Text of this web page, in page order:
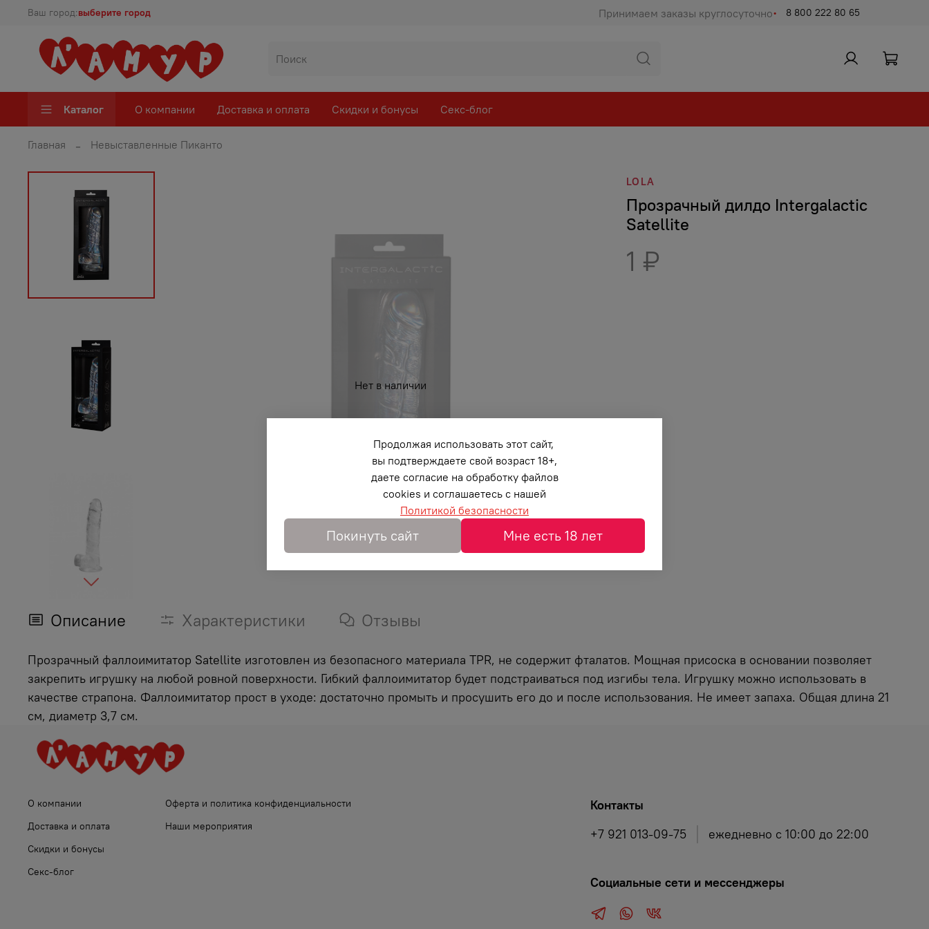
Ваш город:выберите город Принимаем заказы круглосуточно 8 800 222 80 65
Каталог О компании Доставка и оплата Скидки и бонусы Секс-блог
Главная Невыставленные Пиканто
Нет в наличии
LOLA
Прозрачный дилдо Intergalactic
Satellite
1 ₽
Описание Характеристики Отзывы
Прозрачный фаллоимитатор Satellite изготовлен из безопасного материала TPR, не содержит фталатов. Мощная присоска в основании позволяет
закрепить игрушку на любой ровной поверхности. Гибкий фаллоимитатор будет подстраиваться под изгибы тела. Игрушку можно использовать в
качестве страпона. Фаллоимитатор прост в уходе: достаточно промыть и просушить его до и после использования. Не имеет запаха. Общая длина 21
см, диаметр 3,7 см.
О компании
Доставка и оплата
Скидки и бонусы
Секс-блог
Оферта и политика конфиденциальности
Наши мероприятия
Контакты
+7 921 013-09-75
ежедневно с 10:00 до 22:00
Социальные сети и мессенджеры
Продолжая использовать этот сайт,
вы подтверждаете свой возраст 18+,
даете согласие на обработку файлов
cookies и соглашаетесь с нашей
Политикой безопасности
Покинуть сайт Мне есть 18 лет